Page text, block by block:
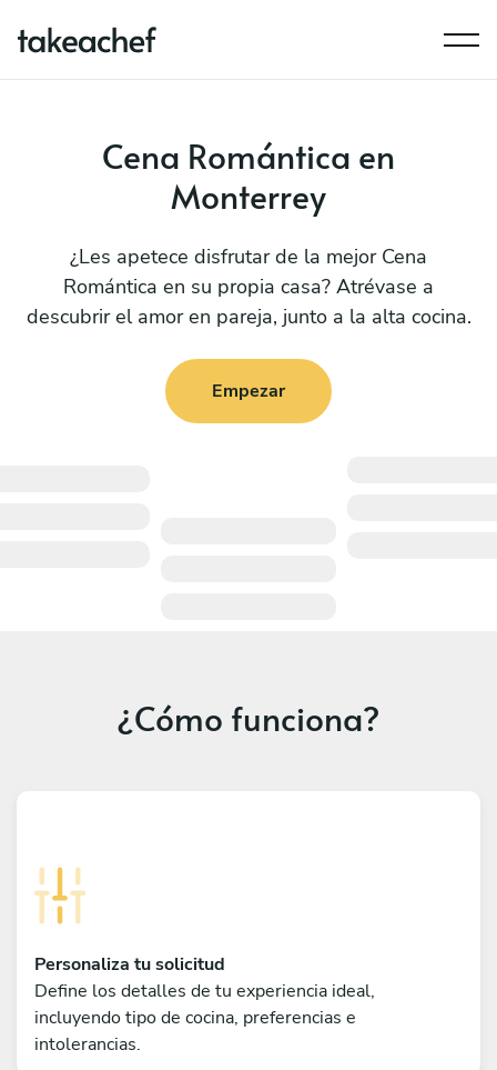
Cena Romántica en
Monterrey
¿Les apetece disfrutar de la mejor Cena
Romántica en su propia casa? Atrévase a
descubrir el amor en pareja, junto a la alta cocina.
Empezar
¿Cómo funciona?
Personaliza tu solicitud
Define los detalles de tu experiencia ideal,
incluyendo tipo de cocina, preferencias e
intolerancias.